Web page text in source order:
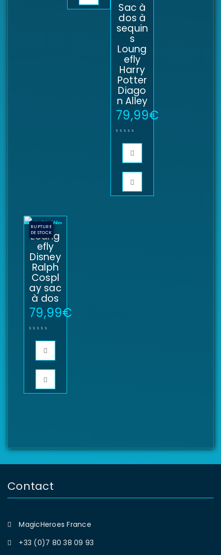
Sac à
dos à
sequin
s
Loung
efly
Harry
Potter
Diago
n Alley
79,99€
RUPTURE
DE STOCK
Loung
efly
Disney
Ralph
Cospl
ay sac
à dos
79,99€
Contact
MagicHeroes France
+33 (0)7 80 38 09 93